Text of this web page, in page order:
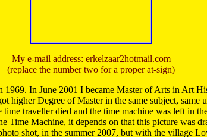
My e-mail address: erkelzaar2hotmail.com
(replace the number two for a proper at-sign)
In June 2001 I became Master of Arts in Art
higher Degree of Master in the same subject, same
traveller died and the time machine was left in
Machine, it depends on that this picture was
shot, in the summer 2007, but with the village